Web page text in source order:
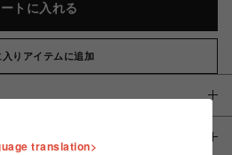
トに入れる
入りアイテムに追加
translation>